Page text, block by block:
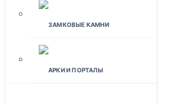
ЗАМКОВЫЕ КАМНИ
АРКИ И ПОРТАЛЫ